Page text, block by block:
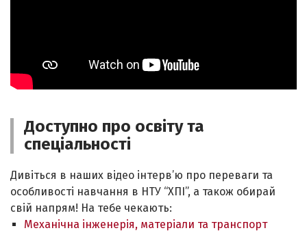
Доступно про освіту та
спеціальності
Дивіться в наших відео інтерв’ю про переваги та
особливості навчання в НТУ “ХПІ”, а також обирай
свій напрям! На тебе чекають:
Механічна інженерія, матеріали та транспорт